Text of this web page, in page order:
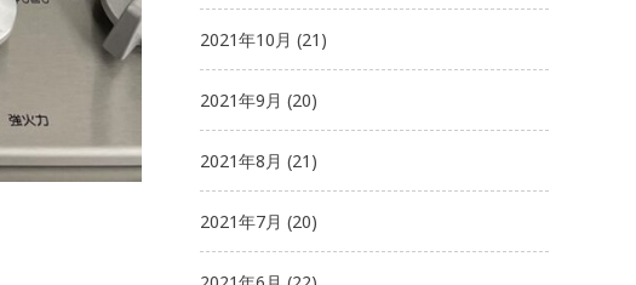
2021年10月 (21)
2021年9月 (20)
2021年8月 (21)
2021年7月 (20)